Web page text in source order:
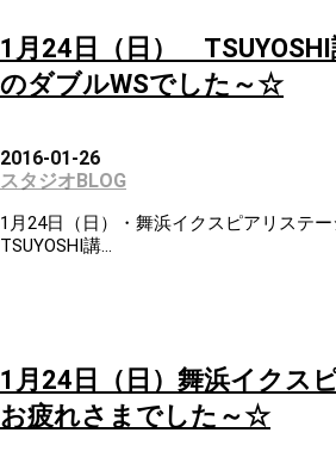
1月24日（日） TSUYOSHI
のダブルWSでした～☆
2016-01-26
スタジオBLOG
1月24日（日）・舞浜イクスピアリステ
TSUYOSHI講...
1月24日（日）舞浜イクス
お疲れさまでした～☆